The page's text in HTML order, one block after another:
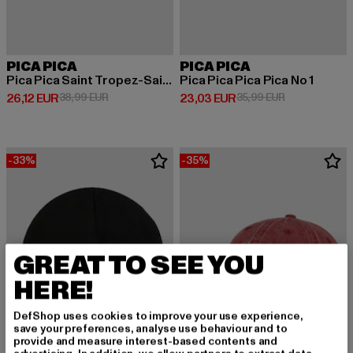
PICA PICA
Pica Pica Saint Tropez-Saint Moritz
26,12 EUR
Derzeitiger Preis: 26,12 EUR
38,99 EURAktionspreis: 38,99 EUR
PICA PICA
Pica Pica Pica Pica No 1
23,03 EUR
Derzeitiger Preis: 23,03 EUR
35,99 EURAktionspreis:
-33% -35%
GREAT TO SEE YOU
HERE!
DefShop uses cookies to improve your use experience,
save your preferences, analyse use behaviour and to
provide and measure interest-based contents and